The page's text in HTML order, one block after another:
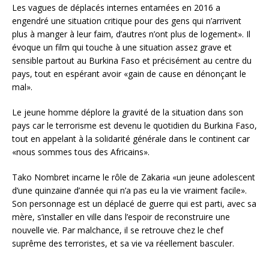
Les vagues de déplacés internes entamées en 2016 a
engendré une situation critique pour des gens qui n’arrivent
plus à manger à leur faim, d’autres n’ont plus de logement». Il
évoque un film qui touche à une situation assez grave et
sensible partout au Burkina Faso et précisément au centre du
pays, tout en espérant avoir «gain de cause en dénonçant le
mal».
Le jeune homme déplore la gravité de la situation dans son
pays car le terrorisme est devenu le quotidien du Burkina Faso,
tout en appelant à la solidarité générale dans le continent car
«nous sommes tous des Africains».
Tako Nombret incarne le rôle de Zakaria «un jeune adolescent
d’une quinzaine d’année qui n’a pas eu la vie vraiment facile».
Son personnage est un déplacé de guerre qui est parti, avec sa
mère, s’installer en ville dans l’espoir de reconstruire une
nouvelle vie. Par malchance, il se retrouve chez le chef
suprême des terroristes, et sa vie va réellement basculer.